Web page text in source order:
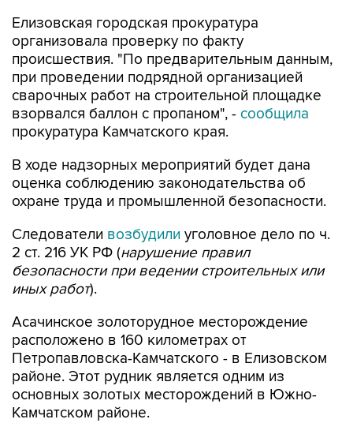
Елизовская городская прокуратура
организовала проверку по факту
происшествия. "По предварительным данным,
при проведении подрядной организацией
сварочных работ на строительной площадке
взорвался баллон с пропаном", - сообщила
прокуратура Камчатского края.
В ходе надзорных мероприятий будет дана
оценка соблюдению законодательства об
охране труда и промышленной безопасности.
Следователи возбудили уголовное дело по ч.
2 ст. 216 УК РФ (нарушение правил
безопасности при ведении строительных или
иных работ).
Асачинское золоторудное месторождение
расположено в 160 километрах от
Петропавловска-Камчатского - в Елизовском
районе. Этот рудник является одним из
основных золотых месторождений в Южно-
Камчатском районе.